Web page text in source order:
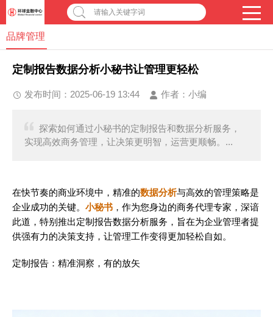
请输入关键字词
品牌管理
定制报告数据分析小秘书让管理更轻松
发布时间：2025-06-19 13:44 作者： 小编
探索如何通过小秘书的定制报告和数据分析服务，
实现高效商务管理，让决策更明智，运营更顺畅。...
在快节奏的商业环境中，精准的数据分析与高效的管理策略是
企业成功的关键。 小秘书 ，作为您身边的商务代理专家，深谙
此道，特别推出定制报告数据分析服务，旨在为企业管理者提
供强有力的决策支持，让管理工作变得更加轻松自如。
定制报告：精准洞察，有的放矢